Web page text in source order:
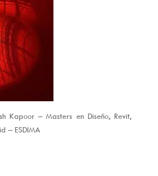
Kapoor – Masters en Diseño, Revit,
– ESDIMA